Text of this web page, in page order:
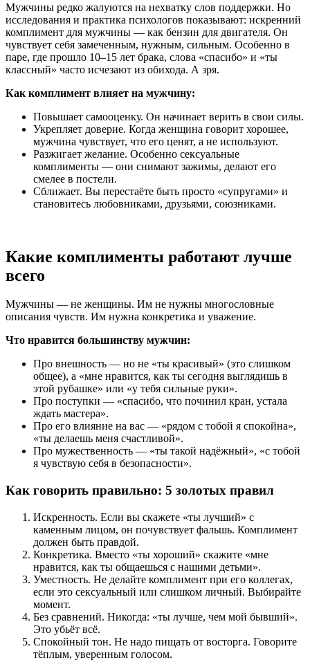
Мужчины редко жалуются на нехватку слов поддержки. Но
исследования и практика психологов показывают: искренний
комплимент для мужчины — как бензин для двигателя. Он
чувствует себя замеченным, нужным, сильным. Особенно в
паре, где прошло 10–15 лет брака, слова «спасибо» и «ты
классный» часто исчезают из обихода. А зря.
Как комплимент влияет на мужчину:
Повышает самооценку. Он начинает верить в свои силы.
Укрепляет доверие. Когда женщина говорит хорошее,
мужчина чувствует, что его ценят, а не используют.
Разжигает желание. Особенно сексуальные
комплименты — они снимают зажимы, делают его
смелее в постели.
Сближает. Вы перестаёте быть просто «супругами» и
становитесь любовниками, друзьями, союзниками.
Какие комплименты работают лучше
всего
Мужчины — не женщины. Им не нужны многословные
описания чувств. Им нужна конкретика и уважение.
Что нравится большинству мужчин:
Про внешность — но не «ты красивый» (это слишком
общее), а «мне нравится, как ты сегодня выглядишь в
этой рубашке» или «у тебя сильные руки».
Про поступки — «спасибо, что починил кран, устала
ждать мастера».
Про его влияние на вас — «рядом с тобой я спокойна»,
«ты делаешь меня счастливой».
Про мужественность — «ты такой надёжный», «с тобой
я чувствую себя в безопасности».
Как говорить правильно: 5 золотых правил
Искренность. Если вы скажете «ты лучший» с
каменным лицом, он почувствует фальшь. Комплимент
должен быть правдой.
Конкретика. Вместо «ты хороший» скажите «мне
нравится, как ты общаешься с нашими детьми».
Уместность. Не делайте комплимент при его коллегах,
если это сексуальный или слишком личный. Выбирайте
момент.
Без сравнений. Никогда: «ты лучше, чем мой бывший».
Это убьёт всё.
Спокойный тон. Не надо пищать от восторга. Говорите
тёплым, уверенным голосом.